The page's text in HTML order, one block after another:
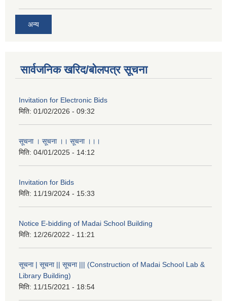
अन्य
सार्वजनिक खरिद/बोलपत्र सूचना
Invitation for Electronic Bids
मिति: 01/02/2026 - 09:32
सूचना । सूचना ।। सूचना ।।।
मिति: 04/01/2025 - 14:12
Invitation for Bids
मिति: 11/19/2024 - 15:33
Notice E-bidding of Madai School Building
मिति: 12/26/2022 - 11:21
सूचना | सूचना || सूचना ||| (Construction of Madai School Lab &
Library Building)
मिति: 11/15/2021 - 18:54